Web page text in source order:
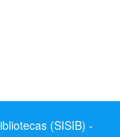
(SISIB) -